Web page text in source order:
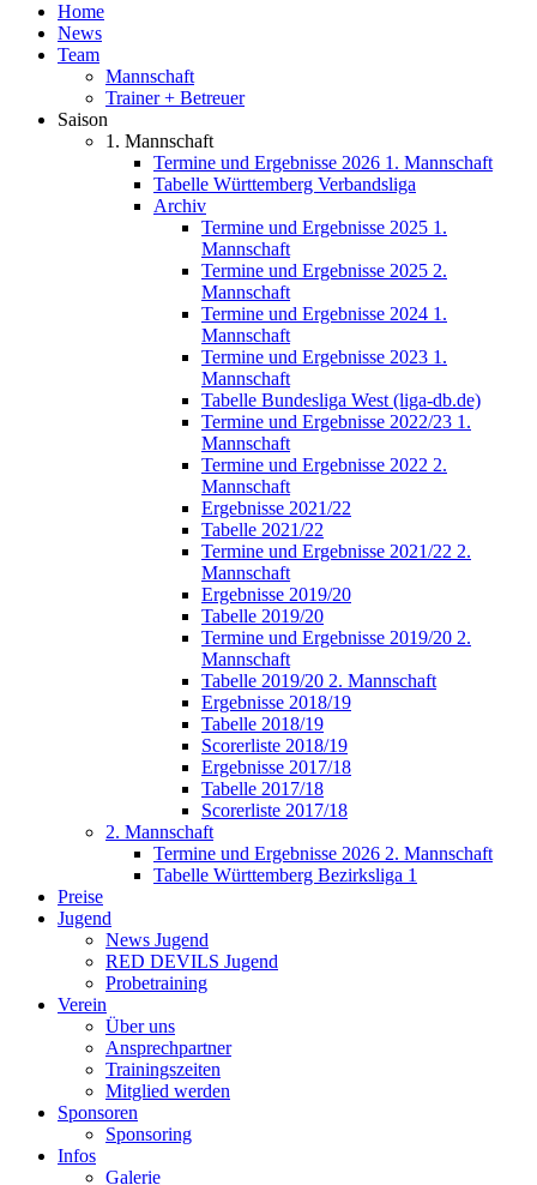
Home
News
Team
Mannschaft
Trainer + Betreuer
Saison
1. Mannschaft
Termine und Ergebnisse 2026 1. Mannschaft
Tabelle Württemberg Verbandsliga
Archiv
Termine und Ergebnisse 2025 1.
Mannschaft
Termine und Ergebnisse 2025 2.
Mannschaft
Termine und Ergebnisse 2024 1.
Mannschaft
Termine und Ergebnisse 2023 1.
Mannschaft
Tabelle Bundesliga West (liga-db.de)
Termine und Ergebnisse 2022/23 1.
Mannschaft
Termine und Ergebnisse 2022 2.
Mannschaft
Ergebnisse 2021/22
Tabelle 2021/22
Termine und Ergebnisse 2021/22 2.
Mannschaft
Ergebnisse 2019/20
Tabelle 2019/20
Termine und Ergebnisse 2019/20 2.
Mannschaft
Tabelle 2019/20 2. Mannschaft
Ergebnisse 2018/19
Tabelle 2018/19
Scorerliste 2018/19
Ergebnisse 2017/18
Tabelle 2017/18
Scorerliste 2017/18
2. Mannschaft
Termine und Ergebnisse 2026 2. Mannschaft
Tabelle Württemberg Bezirksliga 1
Preise
Jugend
News Jugend
RED DEVILS Jugend
Probetraining
Verein
Über uns
Ansprechpartner
Trainingszeiten
Mitglied werden
Sponsoren
Sponsoring
Infos
Galerie